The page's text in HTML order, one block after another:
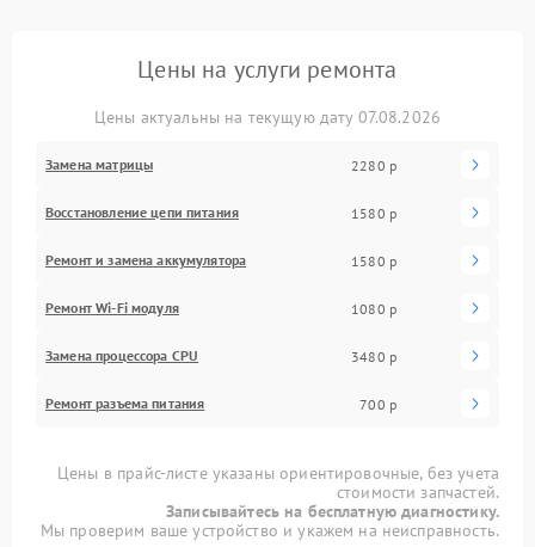
Цены на услуги ремонта
Цены актуальны на текущую дату 07.08.2026
Замена матрицы 2280 р
Восстановление цепи питания 1580 р
Ремонт и замена аккумулятора 1580 р
Ремонт Wi-Fi модуля 1080 р
Замена процессора CPU 3480 р
Ремонт разъема питания 700 р
Цены в прайс-листе указаны ориентировочные, без учета
стоимости запчастей.
Записывайтесь на бесплатную диагностику.
Мы проверим ваше устройство и укажем на неисправность.